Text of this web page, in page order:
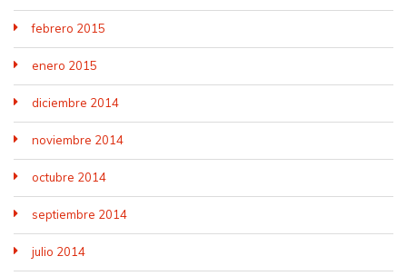
febrero 2015
enero 2015
diciembre 2014
noviembre 2014
octubre 2014
septiembre 2014
julio 2014